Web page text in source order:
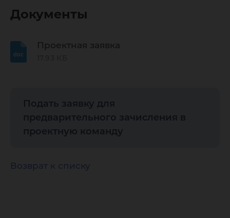
Документы
Проектная заявка
Подать заявку для
предварительного зачисления в
проектную команду
Возврат к списку